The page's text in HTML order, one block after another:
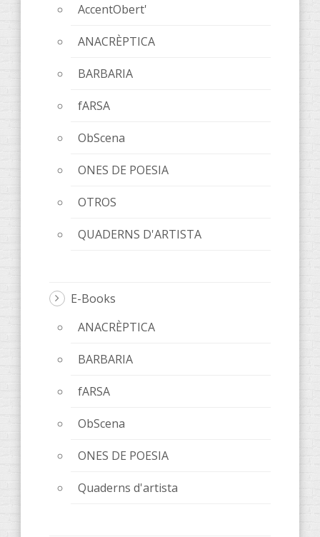
AccentObert'
ANACRÈPTICA
BARBARIA
fARSA
ObScena
ONES DE POESIA
OTROS
QUADERNS D'ARTISTA
E-Books
ANACRÈPTICA
BARBARIA
fARSA
ObScena
ONES DE POESIA
Quaderns d'artista